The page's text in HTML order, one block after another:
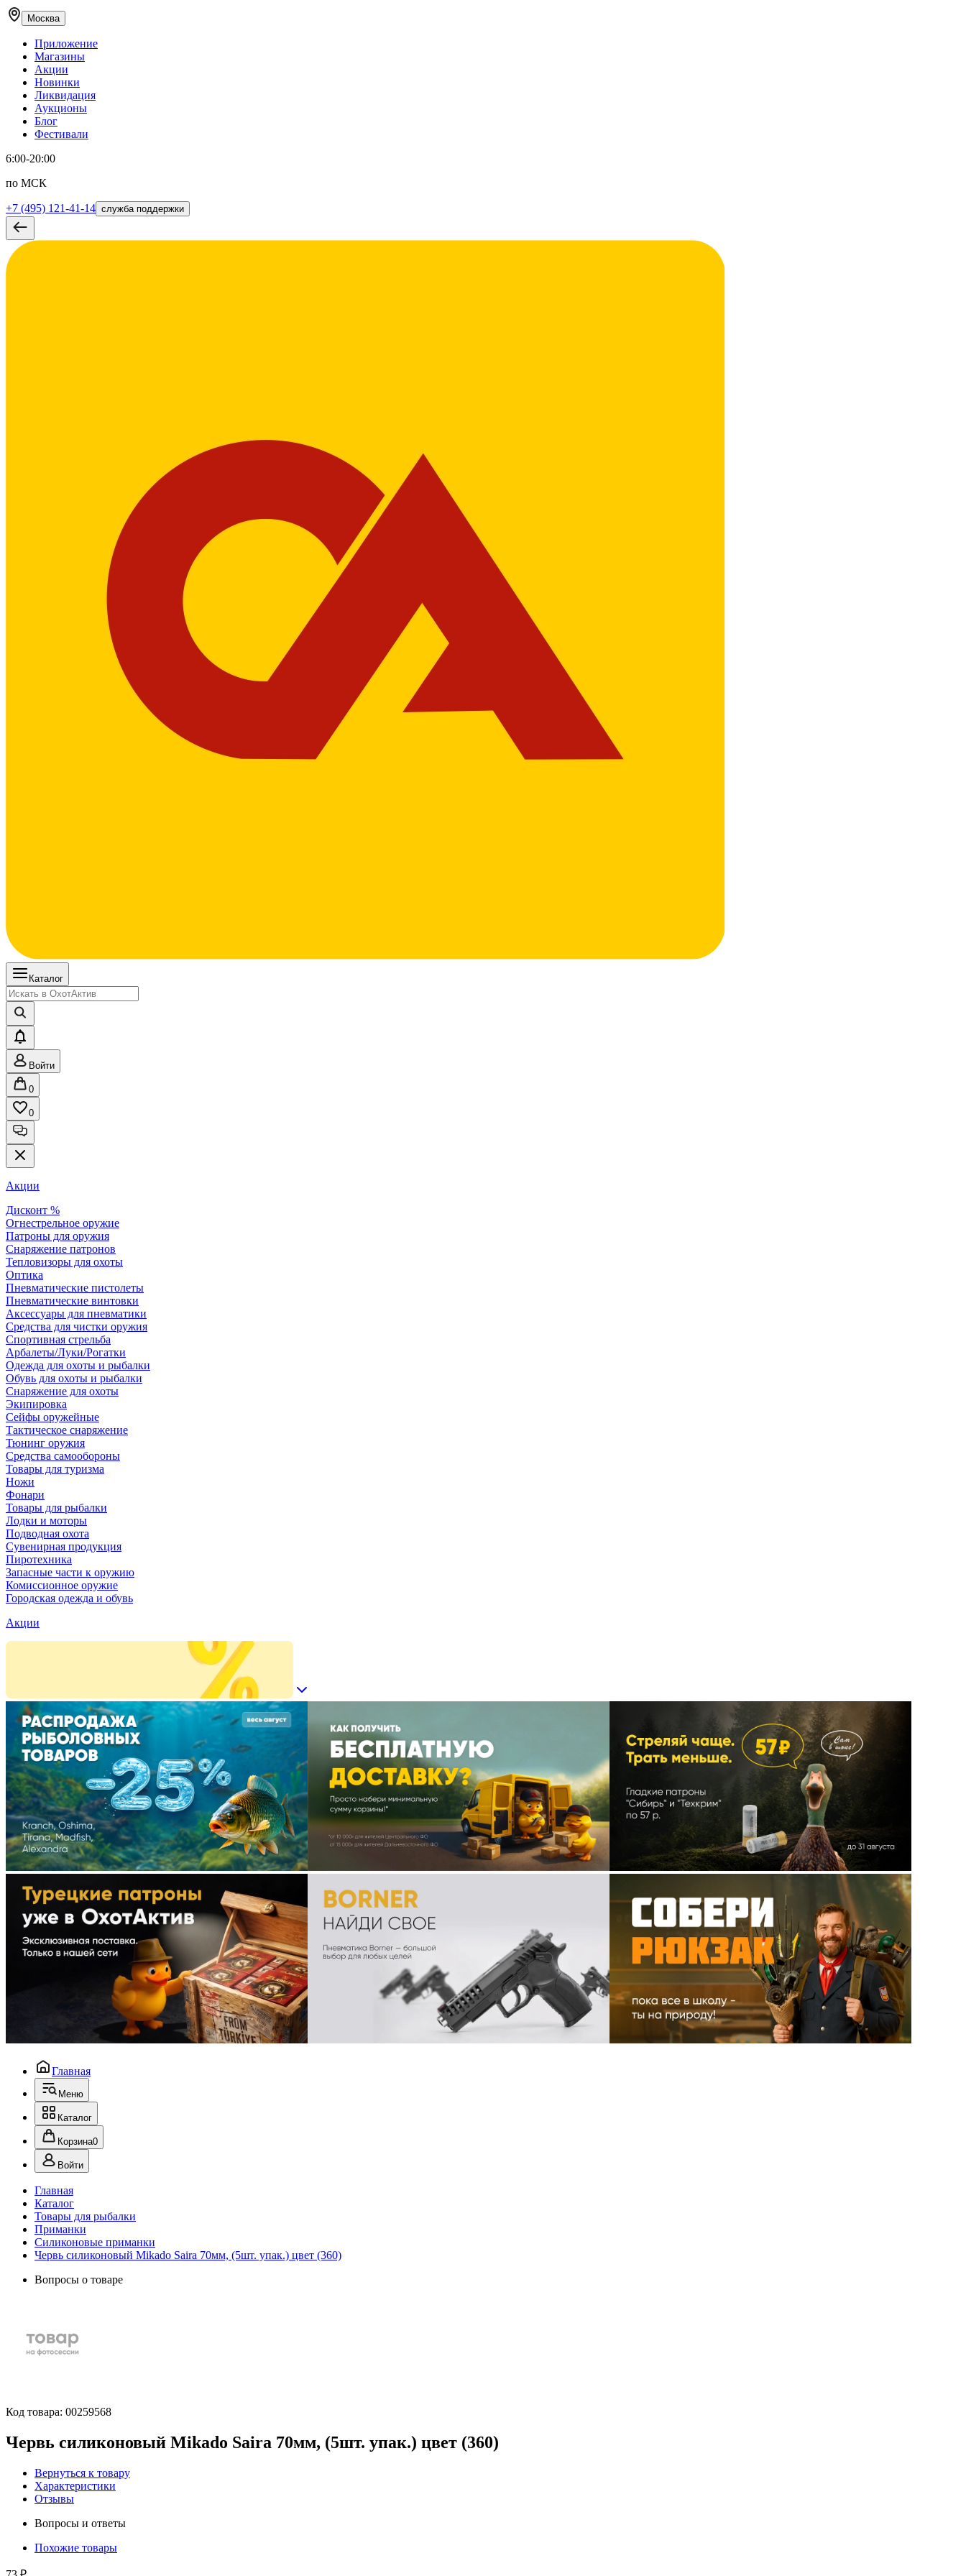
Москва
Приложение
Магазины
Акции
Новинки
Ликвидация
Аукционы
Блог
Фестивали
6:00-20:00
по МСК
+7 (495) 121-41-14 служба поддержки
Каталог
Войти
0
0
Акции
Дисконт %
Огнестрельное оружие
Патроны для оружия
Снаряжение патронов
Тепловизоры для охоты
Оптика
Пневматические пистолеты
Пневматические винтовки
Аксессуары для пневматики
Средства для чистки оружия
Спортивная стрельба
Арбалеты/Луки/Рогатки
Одежда для охоты и рыбалки
Обувь для охоты и рыбалки
Снаряжение для охоты
Экипировка
Сейфы оружейные
Тактическое снаряжение
Тюнинг оружия
Средства самообороны
Товары для туризма
Ножи
Фонари
Товары для рыбалки
Лодки и моторы
Подводная охота
Сувенирная продукция
Пиротехника
Запасные части к оружию
Комиссионное оружие
Городская одежда и обувь
Акции
Главная
Меню
Каталог
Корзина0
Войти
Главная
Каталог
Товары для рыбалки
Приманки
Силиконовые приманки
Червь силиконовый Mikado Saira 70мм, (5шт. упак.) цвет (360)
Вопросы о товаре
Код товара: 00259568
Червь силиконовый Mikado Saira 70мм, (5шт. упак.) цвет (360)
Вернуться к товару
Характеристики
Отзывы
Вопросы и ответы
Похожие товары